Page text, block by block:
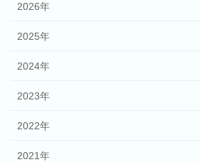
2026年
2025年
2024年
2023年
2022年
2021年